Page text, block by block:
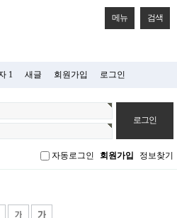
메뉴 검색
1 새글 회원가입 로그인
자동로그인 회원가입 정보찾기